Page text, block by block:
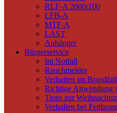
RLF-A 2000/100
LFB-A
MTF-A
LAST
Anhänger
Bürgerservice
Im Notfall
Rauchmelder
Verhalten im Brandfall
Richtige Anwendung
Tipps zur
Verhalten bei